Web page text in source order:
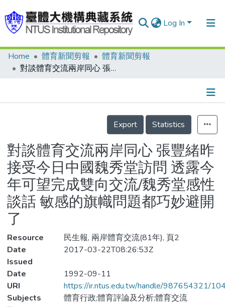
Log In
Communities & Collections
Statistics
Home 體育新聞剪報
體育新聞剪報
對談體育交流兩岸同心 張豐緒昨接受今日中國魏秀堂訪問 透露今年可望完成雙向交流/魏秀堂感性談話 敏感的旗幟問題都巧妙避開了
Details
Export
Statistics
對談體育交流兩岸同心 張豐緒昨
接受今日中國魏秀堂訪問 透露今
年可望完成雙向交流/魏秀堂感性
談話 敏感的旗幟問題都巧妙避開
了
Resource
民生報, 兩岸體育交流(81年), 頁2
Date
Issued
2017-03-22T08:26:53Z
Date
1992-09-11
URI
https://ir.ntus.edu.tw/handle/987654321/
Subjects
體育行政;體育評論及分析;體育交流